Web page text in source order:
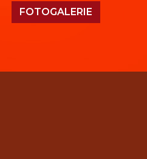
FOTOGALERIE